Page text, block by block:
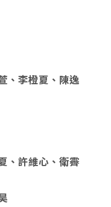
、李橙夏、陳逸
、許維心、衛霽